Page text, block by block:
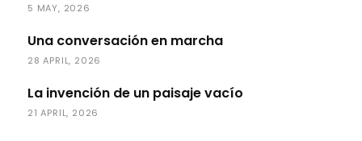
5 MAY, 2026
Una conversación en marcha
28 APRIL, 2026
La invención de un paisaje vacío
21 APRIL, 2026